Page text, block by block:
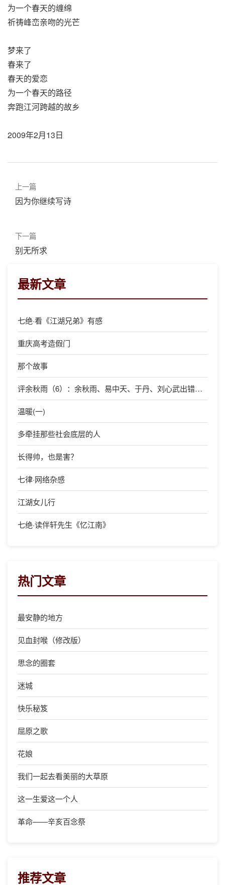
为一个春天的缠绵
祈祷峰峦亲吻的光芒
梦来了
春来了
春天的爱恋
为一个春天的路径
奔跑江河跨越的故乡
2009年2月13日
上一篇
因为你继续写诗
下一篇
别无所求
最新文章
七绝·看《江湖兄弟》有感
重庆高考造假门
那个故事
评余秋雨（6）：余秋雨、易中天、于丹、刘心武出错的原因
温暖(一)
多牵挂那些社会底层的人
长得帅，也是害？
七律·网络杂感
江湖女儿行
七绝·读伴轩先生《忆江南》
热门文章
最安静的地方
见血封喉（修改版）
思念的圈套
迷城
快乐秘笈
屈原之歌
花娘
我们一起去看美丽的大草原
这一生爱这一个人
革命——辛亥百念祭
推荐文章